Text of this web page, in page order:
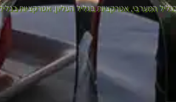
המערבי אטרקציות בגליל העליון אטרקציות